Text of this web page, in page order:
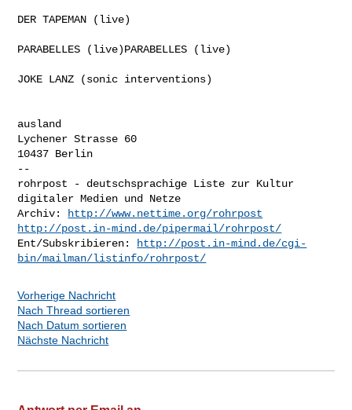
DER TAPEMAN (live)
PARABELLES (live)PARABELLES (live)
JOKE LANZ (sonic interventions)
ausland
Lychener Strasse 60
10437 Berlin
--
rohrpost - deutschsprachige Liste zur Kultur
digitaler Medien und Netze
Archiv:
http://www.nettime.org/rohrpost
http://post.in-mind.de/pipermail/rohrpost/
Ent/Subskribieren:
http://post.in-mind.de/cgi-
bin/mailman/listinfo/rohrpost/
Vorherige Nachricht
Nach Thread sortieren
Nach Datum sortieren
Nächste Nachricht